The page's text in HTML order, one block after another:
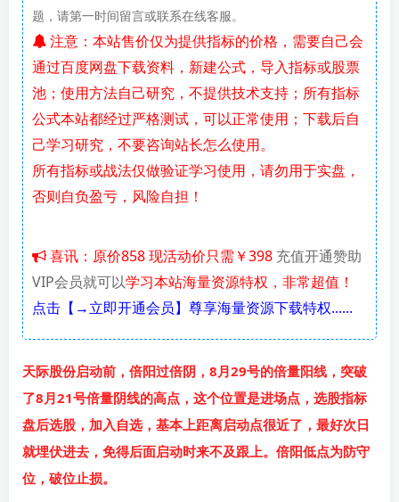
题，请第一时间留言或联系在线客服。
通过百度网盘下载资料，新建公式，导入指标或股票
池；使用方法自己研究，不提供技术支持；所有指标
公式本站都经过严格测试，可以正常使用；下载后自
己学习研究，不要咨询站长怎么使用。
所有指标或战法仅做验证学习使用，请勿用于实盘，
否则自负盈亏，风险自担！
喜讯：原价858 现活动价只需￥398 充值开通赞助
VIP会员就可以学习本站海量资源特权，非常超值！
点击【→立即开通会员】尊享海量资源下载特权......
天际股份启动前，倍阳过倍阴，8月29号的倍量阳线，突破
了8月21号倍量阴线的高点，这个位置是进场点，选股指标
盘后选股，加入自选，基本上距离启动点很近了，最好次日
就埋伏进去，免得后面启动时来不及跟上。倍阳低点为防守
位，破位止损。